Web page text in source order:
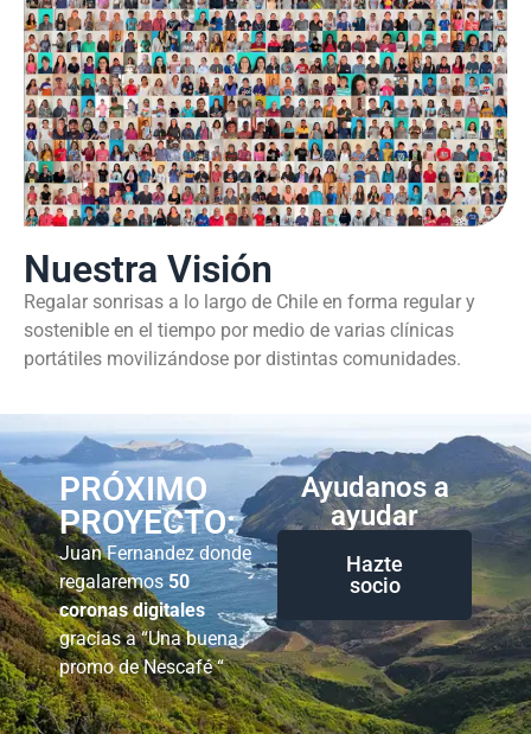
Nuestra Visión
Regalar sonrisas a lo largo de Chile en forma regular y
sostenible en el tiempo por medio de varias clínicas
portátiles movilizándose por distintas comunidades.
PRÓXIMO
PROYECTO:
Juan Fernandez donde
regalaremos 50
coronas digitales
gracias a “Una buena
promo de Nescafé “
Ayudanos a
ayudar
Hazte
socio